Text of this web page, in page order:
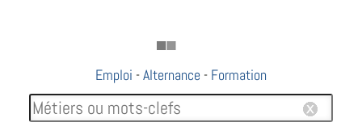
Emploi -Alternance - Formation